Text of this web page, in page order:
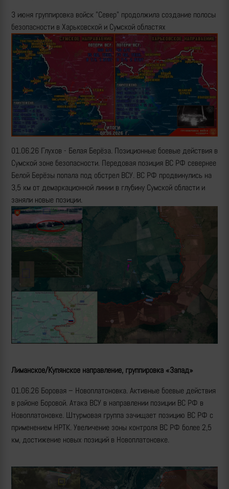
3 июня группировка войск "Север" продолжила создание полосы
безопасности в Харьковской и Сумской областях
01.06.26 Глухов - Белая Берёза. Позиционные боевые действия в
Сумской зоне безопасности. Передовая позиция ВС РФ севернее
Белой Берёзы попала под обстрел ВСУ. ВС РФ продвинулись на
3,5 км от демаркационной линии в глубину Сумской области и
заняли новые позиции.
Лиманское/Купянское направление, группировка «Запад»
01.06.26 Боровая – Новоплатоновка. Активные боевые действия
в районе Боровой. Атака ВСУ в направлении позиции ВС РФ в
Новоплатоновке. Штурмовая группа зачищает позицию ВС РФ с
применением НРТК. Увеличение зоны контроля ВС РФ более 2,5
км, достижение новых позиций в Новоплатоновке.